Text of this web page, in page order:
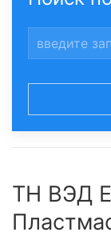
ТН ВЭД